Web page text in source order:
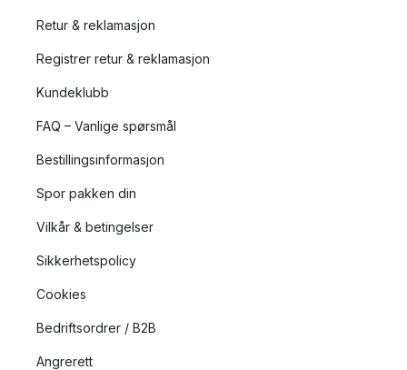
Retur & reklamasjon
Registrer retur & reklamasjon
Kundeklubb
FAQ – Vanlige spørsmål
Bestillingsinformasjon
Spor pakken din
Vilkår & betingelser
Sikkerhetspolicy
Cookies
Bedriftsordrer / B2B
Angrerett